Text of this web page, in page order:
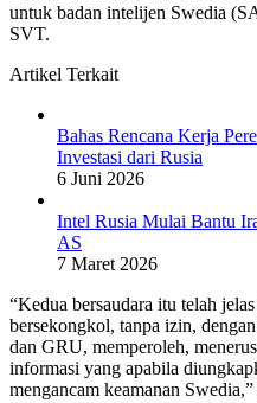
untuk badan intelijen Swedia
SVT.
Artikel Terkait
Bahas Rencana Kerja
Investasi dari Rusia
6 Juni 2026
Intel Rusia Mulai Bantu
AS
7 Maret 2026
“Kedua bersaudara itu telah
bersekongkol, tanpa izin,
dan GRU, memperoleh,
informasi yang apabila
mengancam keamanan